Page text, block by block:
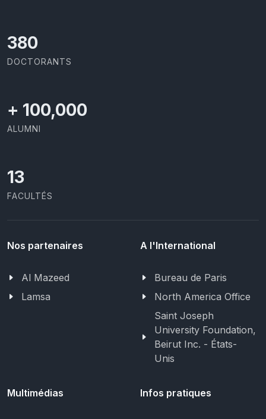
426
DOCTORANTS
+ 100,000
ALUMNI
13
FACULTÉS
Nos partenaires
Al Mazeed
Lamsa
A l'International
Bureau de Paris
North America Office
Saint Joseph
University Foundation,
Beirut Inc. - États-
Unis
Multimédias Infos pratiques